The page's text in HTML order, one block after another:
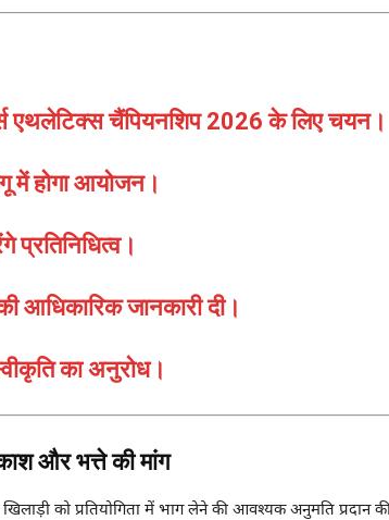
एथलेटिक्स चैंपियनशिप 2026 के लिए चयन।
में होगा आयोजन।
प्रतिनिधित्व।
जानकारी दी।
का अनुरोध।
और भत्ते की मांग
को प्रतियोगिता में भाग लेने की आवश्यक अनुमति